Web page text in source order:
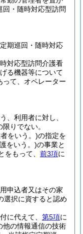
・随時対応型訪問
期巡回・随時対応
対応型訪問介護看
る機器等について
て、オペレーター
、利用者に対し、
りでない。
をいう。)の指定を
をいう。)の事業と
をもって、 前3項に
申込者又はその家
選択に資すると認め
に代えて、 第5項に
他の情報通信の技術